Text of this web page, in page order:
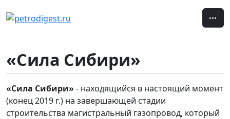
«Сила Сибири»
«Сила Сибири» - находящийся в настоящий момент
(конец 2019 г.) на завершающей стадии
строительства магистральный газопровод, который